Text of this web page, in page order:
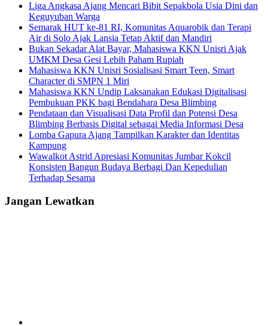
Liga Angkasa Ajang Mencari Bibit Sepakbola Usia Dini dan
Keguyuban Warga
Semarak HUT ke-81 RI, Komunitas Aquarobik dan Terapi
Air di Solo Ajak Lansia Tetap Aktif dan Mandiri
Bukan Sekadar Alat Bayar, Mahasiswa KKN Unisri Ajak
UMKM Desa Gesi Lebih Paham Rupiah
Mahasiswa KKN Unisri Sosialisasi Smart Teen, Smart
Character di SMPN 1 Miri
Mahasiswa KKN Undip Laksanakan Edukasi Digitalisasi
Pembukuan PKK bagi Bendahara Desa Blimbing
Pendataan dan Visualisasi Data Profil dan Potensi Desa
Blimbing Berbasis Digital sebagai Media Informasi Desa
Lomba Gapura Ajang Tampilkan Karakter dan Identitas
Kampung
Wawalkot Astrid Apresiasi Komunitas Jumbar Kokcil
Konsisten Bangun Budaya Berbagi Dan Kepedulian
Terhadap Sesama
Jangan Lewatkan